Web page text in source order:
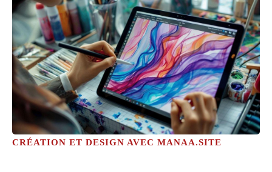
CRÉATION ET DESIGN AVEC MANAA.SITE